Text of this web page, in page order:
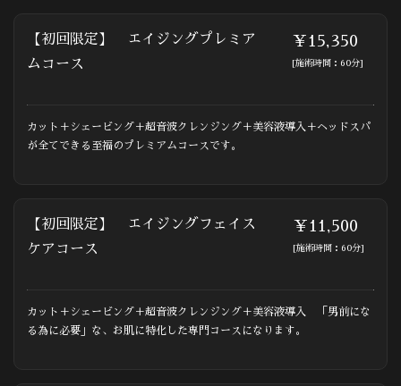
【初回限定】 エイジングプレミア
ムコース
￥15,350
[施術時間：60分]
カット＋シェービング＋超音波クレンジング＋美容液導入＋ヘッドスパ
が全てできる至福のプレミアムコースです。
【初回限定】 エイジングフェイス
ケアコース
￥11,500
[施術時間：60分]
カット＋シェービング＋超音波クレンジング＋美容液導入 「男前にな
る為に必要」な、お肌に特化した専門コースになります。